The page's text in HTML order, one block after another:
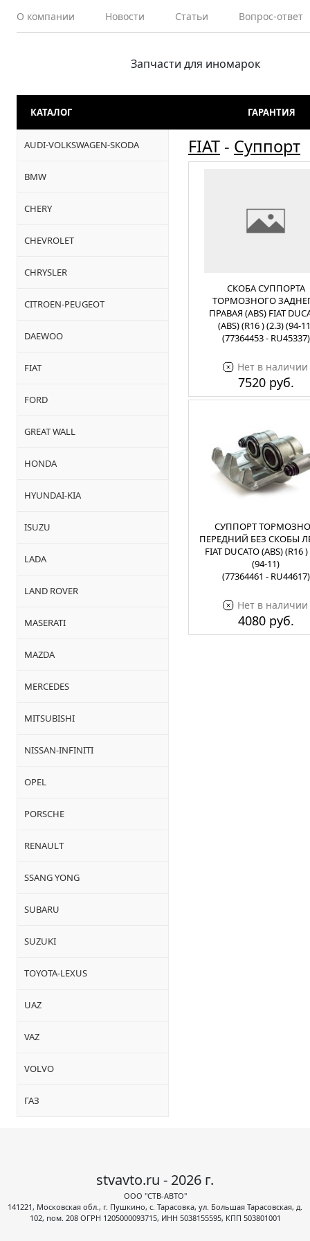
О компании Новости Статьи Вопрос-ответ
Запчасти для иномарок
КАТАЛОГ ГАРАНТИЯ
AUDI-VOLKSWAGEN-SKODA
BMW
CHERY
CHEVROLET
CHRYSLER
CITROEN-PEUGEOT
DAEWOO
FIAT
FORD
GREAT WALL
HONDA
HYUNDAI-KIA
ISUZU
LADA
LAND ROVER
MASERATI
MAZDA
MERCEDES
MITSUBISHI
NISSAN-INFINITI
OPEL
PORSCHE
RENAULT
SSANG YONG
SUBARU
SUZUKI
TOYOTA-LEXUS
UAZ
VAZ
VOLVO
ГАЗ
FIAT - Суппорт
СКОБА СУППОРТА
ТОРМОЗНОГО
ПРАВАЯ (ABS) FIAT
(ABS) (R16 ) (2.3) (94-
(77364453 - RU45337)
Нет в наличии
7520 руб.
СУППОРТ
ПЕРЕДНИЙ БЕЗ СКОБЫ
FIAT DUCATO (ABS) (R16
(94-11)
(77364461 - RU44617)
Нет в наличии
4080 руб.
stvavto.ru - 2026 г.
ООО "СТВ-АВТО"
141221, Московская обл., г. Пушкино, с. Тарасовка, ул. Большая Тарасовская, д.
102, пом. 208 ОГРН 1205000093715, ИНН 5038155595, КПП 503801001